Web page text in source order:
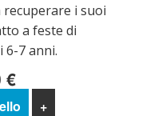
i suoi
a feste di
6-7 anni.
€
+